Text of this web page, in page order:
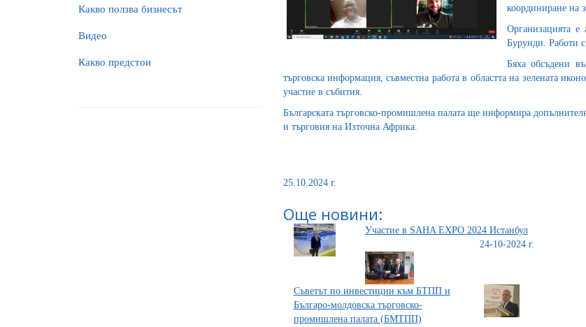
Какво ползва бизнесът
Видео
Какво предстои
координиране на
Организацията
Бурунди. Работи
Бяха обсъдени
търговска информация, съвместна работа в областта на зелената
участие в събития.
Българската търговско-промишлена палата ще информира
и търговия на Източна Африка.
25.10.2024 г.
Още новини:
Участие в SAHA EXPO 2024 Истанбул
24-10-2024 г.
Съветът по инвестиции към БТПП и
Българо-молдовска търговско-
промишлена палата (БМТПП)